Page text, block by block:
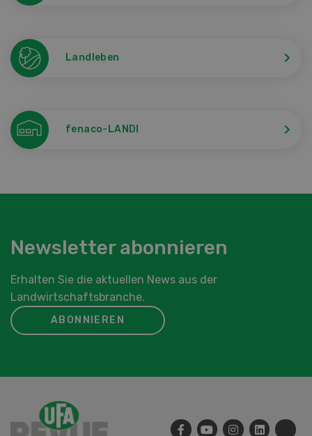
Landleben
fenaco-LANDI
Newsletter abonnieren
Erhalten Sie die aktuellen News aus der
Landwirtschaftsbranche.
ABONNIEREN